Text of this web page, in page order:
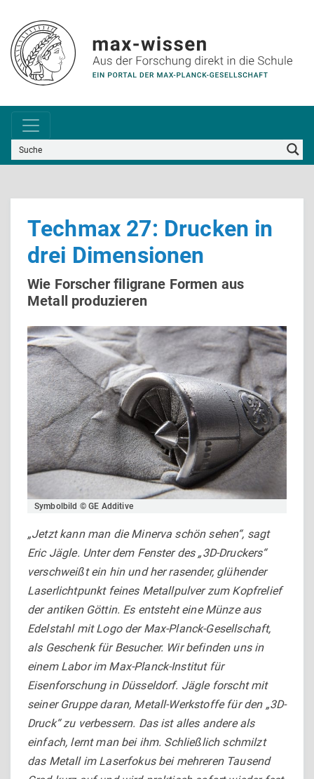
Techmax 27: Drucken in
drei Dimensionen
Wie Forscher filigrane Formen aus
Metall produzieren
Symbolbild © GE Additive
„Jetzt kann man die Minerva schön sehen“, sagt
Eric Jägle. Unter dem Fenster des „3D-Druckers“
verschweißt ein hin und her rasender, glühender
Laserlichtpunkt feines Me­tallpulver zum Kopfrelief
der antiken Göttin. Es entsteht eine Münze aus
Edelstahl mit Logo der Max-Planck-Ge­sellschaft,
als Geschenk für Besucher. Wir befinden uns in
einem Labor im Max-Planck-Institut für
Eisenforschung in Düsseldorf. Jägle forscht mit
seiner Gruppe daran, Metall-Werkstoffe für den „3D-
Druck“ zu verbessern. Das ist alles andere als
einfach, lernt man bei ihm. Schließlich schmilzt
das Metall im Laserfokus bei mehreren Tausend